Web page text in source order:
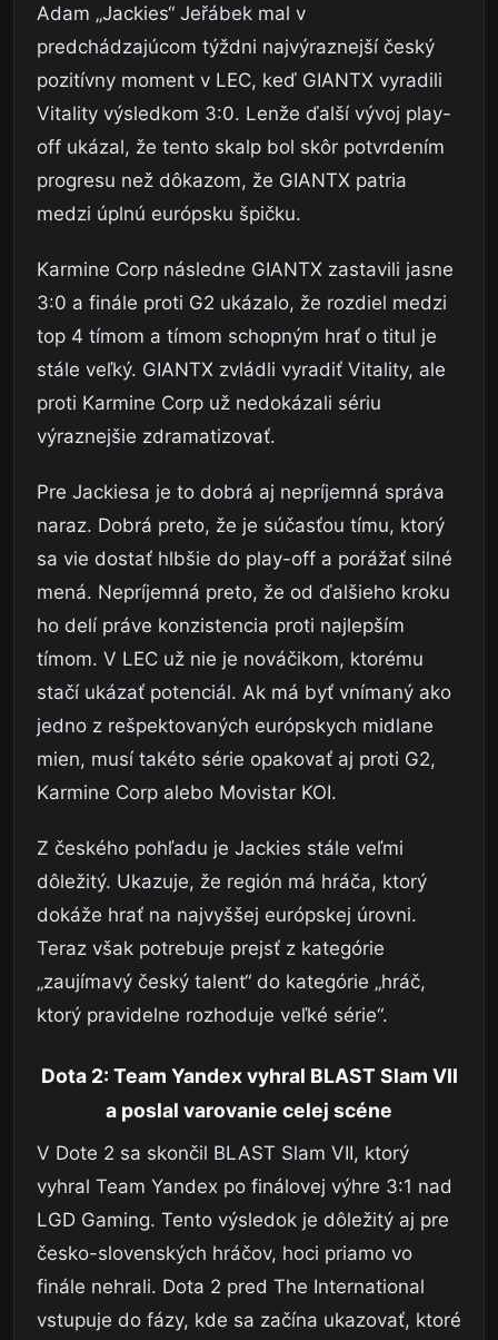
Adam „Jackies“ Jeřábek mal v
predchádzajúcom týždni najvýraznejší český
pozitívny moment v LEC, keď GIANTX vyradili
Vitality výsledkom 3:0. Lenže ďalší vývoj play-
off ukázal, že tento skalp bol skôr potvrdením
progresu než dôkazom, že GIANTX patria
medzi úplnú európsku špičku.
Karmine Corp následne GIANTX zastavili jasne
3:0 a finále proti G2 ukázalo, že rozdiel medzi
top 4 tímom a tímom schopným hrať o titul je
stále veľký. GIANTX zvládli vyradiť Vitality, ale
proti Karmine Corp už nedokázali sériu
výraznejšie zdramatizovať.
Pre Jackiesa je to dobrá aj nepríjemná správa
naraz. Dobrá preto, že je súčasťou tímu, ktorý
sa vie dostať hlbšie do play-off a porážať silné
mená. Nepríjemná preto, že od ďalšieho kroku
ho delí práve konzistencia proti najlepším
tímom. V LEC už nie je nováčikom, ktorému
stačí ukázať potenciál. Ak má byť vnímaný ako
jedno z rešpektovaných európskych midlane
mien, musí takéto série opakovať aj proti G2,
Karmine Corp alebo Movistar KOI.
Z českého pohľadu je Jackies stále veľmi
dôležitý. Ukazuje, že región má hráča, ktorý
dokáže hrať na najvyššej európskej úrovni.
Teraz však potrebuje prejsť z kategórie
„zaujímavý český talent“ do kategórie „hráč,
ktorý pravidelne rozhoduje veľké série“.
Dota 2: Team Yandex vyhral BLAST Slam VII
a poslal varovanie celej scéne
V Dote 2 sa skončil BLAST Slam VII, ktorý
vyhral Team Yandex po finálovej výhre 3:1 nad
LGD Gaming. Tento výsledok je dôležitý aj pre
česko-slovenských hráčov, hoci priamo vo
finále nehrali. Dota 2 pred The International
vstupuje do fázy, kde sa začína ukazovať, ktoré